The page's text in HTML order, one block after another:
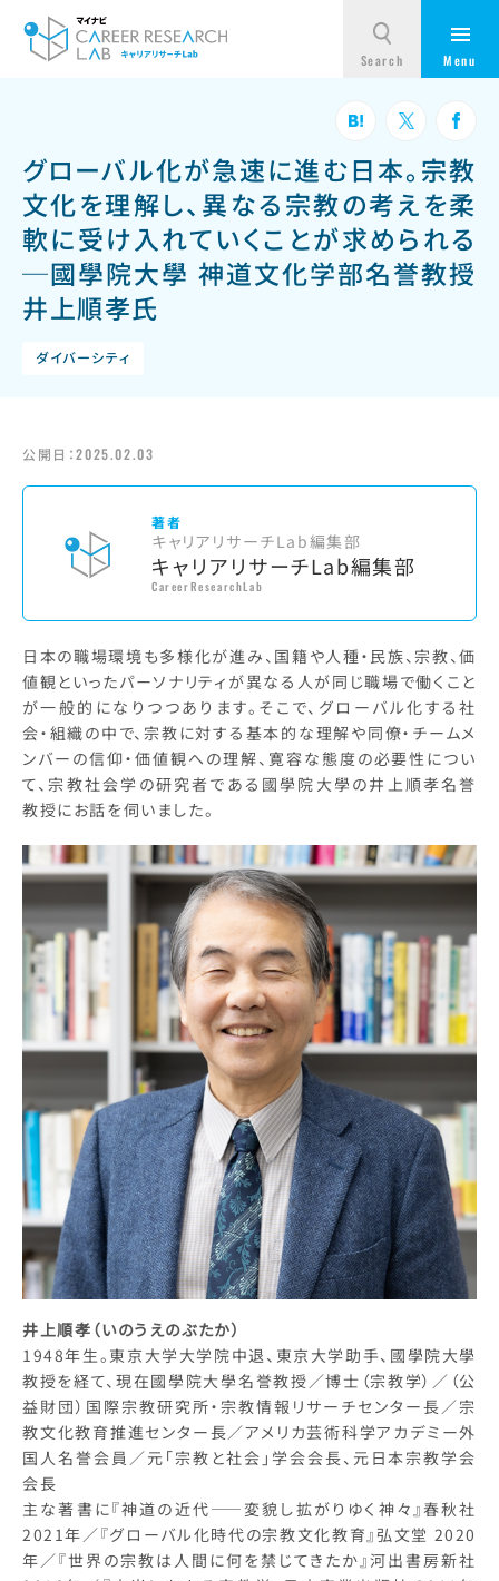
グローバル化が急速に進む日本。宗教
文化を理解し、異なる宗教の考えを柔
軟に受け入れていくことが求められる
─國學院大學 神道文化学部名誉教授
井上順孝氏
ダイバーシティ
公開日：2025.02.03
著者
キャリアリサーチLab編集部
キャリアリサーチLab編集部
CareerResearchLab
日本の職場環境も多様化が進み、国籍や人種・民族、宗教、価
値観といったパーソナリティが異なる人が同じ職場で働くこと
が一般的になりつつあります。そこで、グローバル化する社
会・組織の中で、宗教に対する基本的な理解や同僚・チームメ
ンバーの信仰・価値観への理解、寛容な態度の必要性につい
て、宗教社会学の研究者である國學院大學の井上順孝名誉
教授にお話を伺いました。
井上順孝（いのうえのぶたか）
1948年生。東京大学大学院中退、東京大学助手、國學院大學
教授を経て、現在國學院大學名誉教授／博士（宗教学）／（公
益財団）国際宗教研究所・宗教情報リサーチセンター長／宗
教文化教育推進センター長／アメリカ芸術科学アカデミー外
国人名誉会員／元「宗教と社会」学会会長、元日本宗教学会
会長
主な著書に『神道の近代――変貌し拡がりゆく神々』春秋社
2021年／『グローバル化時代の宗教文化教育』弘文堂 2020
年／『世界の宗教は人間に何を禁じてきたか』河出書房新社